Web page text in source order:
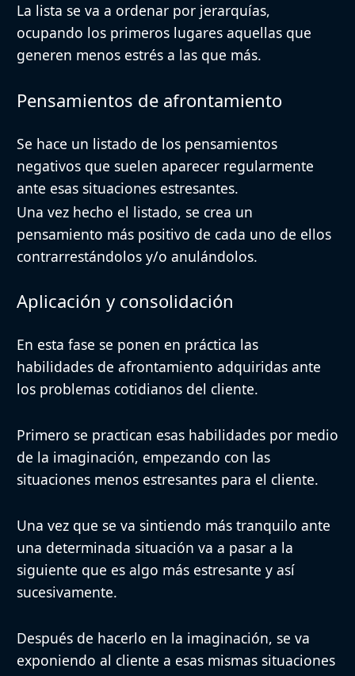
La lista se va a ordenar por jerarquías,
ocupando los primeros lugares aquellas que
generen menos estrés a las que más.
Pensamientos de afrontamiento
Se hace un listado de los pensamientos
negativos que suelen aparecer regularmente
ante esas situaciones estresantes.
Una vez hecho el listado, se crea un
pensamiento más positivo de cada uno de ellos
contrarrestándolos y/o anulándolos.
Aplicación y consolidación
En esta fase se ponen en práctica las
habilidades de afrontamiento adquiridas ante
los problemas cotidianos del cliente.
Primero se practican esas habilidades por medio
de la imaginación, empezando con las
situaciones menos estresantes para el cliente.
Una vez que se va sintiendo más tranquilo ante
una determinada situación va a pasar a la
siguiente que es algo más estresante y así
sucesivamente.
Después de hacerlo en la imaginación, se va
exponiendo al cliente a esas mismas situaciones